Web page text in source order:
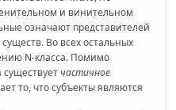
и винительном
означают представителей
Во всех остальных
N-класса. Помимо
частичное
то, что субъекты являются